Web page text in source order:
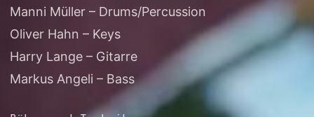
Manni Müller – Drums/Percussion
Oliver Hahn – Keys
Harry Lange – Gitarre
Markus Angeli – Bass